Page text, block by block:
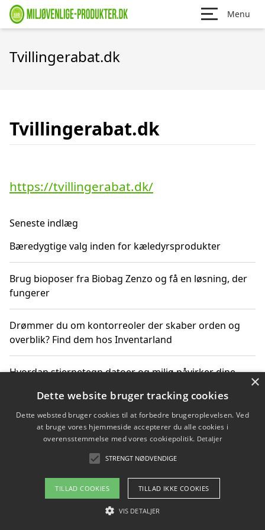
Menu
Tvillingerabat.dk
Tvillingerabat.dk
https://tvillingerabat.dk/
Seneste indlæg
Bæredygtige valg inden for kæledyrsprodukter
Brug bioposer fra Biobag Zenzo og få en løsning, der
fungerer
Drømmer du om kontorreoler der skaber orden og
overblik? Find dem hos Inventarland
Hvordan stjernetegn datoer og miljø påvirker dine
Bæredygtige gadgets til en grønnere hverdag
Om / kontakt
Blog Betingelser
×
Dette website bruger tracking cookies
Dette websted bruger cookies til at forbedre brugeroplevelsen. Ved
at bruge vores hjemmeside accepterer du alle cookies i
overensstemmelse med vores cookiepolitik. Detaljer
STRENGT NØDVENDIGE
TILLAD COOKIES TILLAD IKKE COOKIES
VIS DETALJER